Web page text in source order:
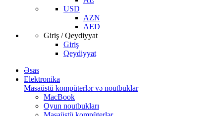
USD
AZN
AED
Giriş / Qeydiyyat
Giriş
Qeydiyyat
Əsas
Elektronika
Masaüstü kompüterlər və noutbuklar
MacBook
Oyun noutbukları